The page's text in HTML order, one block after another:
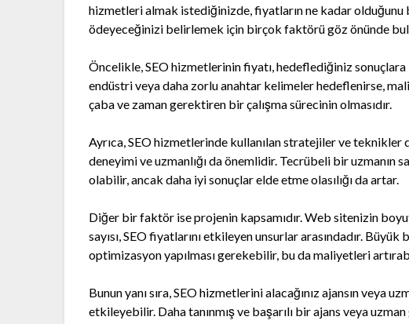
hizmetleri almak istediğinizde, fiyatların ne kadar
ödeyeceğinizi belirlemek için birçok faktörü göz önünde
Öncelikle, SEO hizmetlerinin fiyatı, hedeflediğiniz
endüstri veya daha zorlu anahtar kelimeler hedeflenirse,
çaba ve zaman gerektiren bir çalışma sürecinin olmasıdır.
Ayrıca, SEO hizmetlerinde kullanılan stratejiler ve teknikler
deneyimi ve uzmanlığı da önemlidir. Tecrübeli bir uzmanın
olabilir, ancak daha iyi sonuçlar elde etme olasılığı da artar.
Diğer bir faktör ise projenin kapsamıdır. Web sitenizin
sayısı, SEO fiyatlarını etkileyen unsurlar arasındadır.
optimizasyon yapılması gerekebilir, bu da maliyetleri
Bunun yanı sıra, SEO hizmetlerini alacağınız ajansın veya
etkileyebilir. Daha tanınmış ve başarılı bir ajans veya